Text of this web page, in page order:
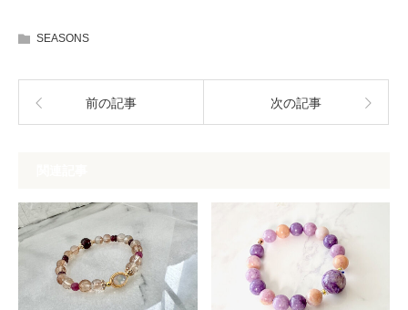
SEASONS
前の記事 次の記事